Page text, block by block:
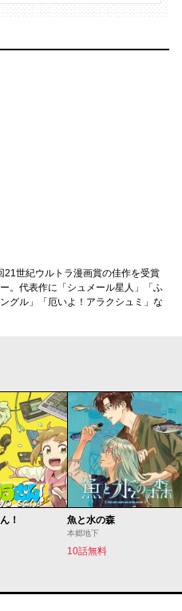
世紀ウルトラ漫画賞の佳作を受賞
。代表作に「シュメール星人」「ふ
グル」「厄いよ！アラクシュミ」な
！ 魚と水の森
本郷地下
10話無料